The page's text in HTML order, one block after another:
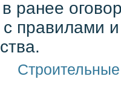
ранее
с правилами
Строительные